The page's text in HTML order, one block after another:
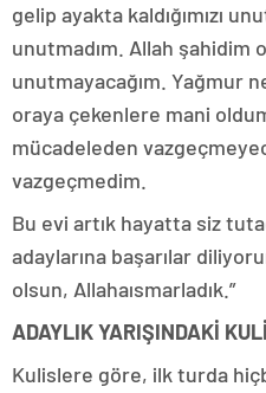
gelip ayakta kaldığımızı
unutmadım. Allah şahidim
unutmayacağım. Yağmur
oraya çekenlere mani
mücadeleden
vazgeçmedim.
Bu evi artık hayatta siz
adaylarına başarılar
olsun, Allahaısmarladık.”
ADAYLIK YARIŞINDAKİ
Kulislere göre, ilk turda